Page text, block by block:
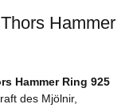
Hammer
Hammer Ring 925
des Mjölnir,